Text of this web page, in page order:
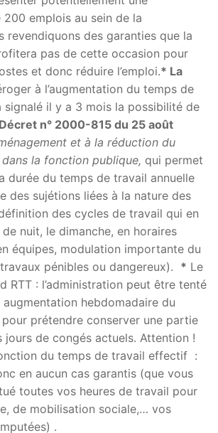
200 emplois au sein de la
revendiquons des garanties que la
pas de cette occasion pour
et donc réduire l’emploi.* La
à l’augmentation du temps de
signalé il y a 3 mois la possibilité de
n° 2000-815 du 25 août
et à la réduction du
la fonction publique, qui permet
durée du temps de travail annuelle
des sujétions liées à la nature des
des cycles de travail qui en
nuit, le dimanche, en horaires
équipes, modulation importante du
pénibles ou dangereux). * Le
RTT : l’administration peut être tenté
hebdomadaire du
prétendre conserver une partie
de congés actuels. Attention !
du temps de travail effectif :
en aucun cas garantis (que vous
toutes vos heures de travail pour
de mobilisation sociale,… vos
.